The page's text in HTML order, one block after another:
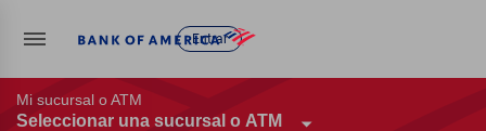
Entrar
Mi sucursal o ATM
Seleccionar una sucursal o ATM